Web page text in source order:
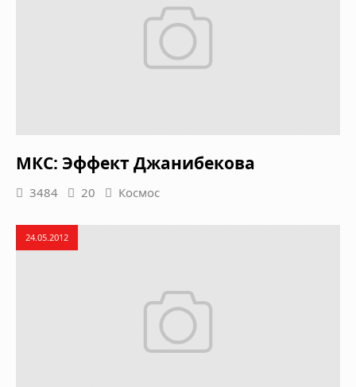
МКС: Эффект Джанибекова
3484 20 Космос
24.05.2012